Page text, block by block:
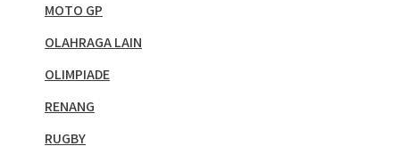
MOTO GP
OLAHRAGA LAIN
OLIMPIADE
RENANG
RUGBY